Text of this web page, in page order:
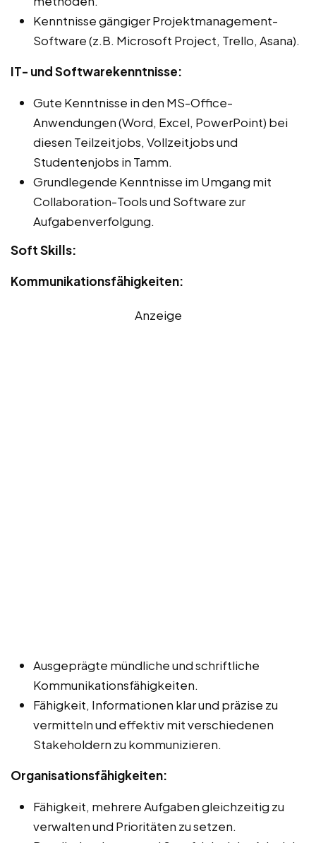
Kenntnisse gängiger Projektmanagement-
Software (z.B. Microsoft Project, Trello, Asana).
IT- und Softwarekenntnisse:
Gute Kenntnisse in den MS-Office-
Anwendungen (Word, Excel, PowerPoint) bei
diesen Teilzeitjobs, Vollzeitjobs und
Studentenjobs in Tamm.
Grundlegende Kenntnisse im Umgang mit
Collaboration-Tools und Software zur
Aufgabenverfolgung.
Soft Skills:
Kommunikationsfähigkeiten:
Anzeige
Ausgeprägte mündliche und schriftliche
Kommunikationsfähigkeiten.
Fähigkeit, Informationen klar und präzise zu
vermitteln und effektiv mit verschiedenen
Stakeholdern zu kommunizieren.
Organisationsfähigkeiten:
Fähigkeit, mehrere Aufgaben gleichzeitig zu
verwalten und Prioritäten zu setzen.